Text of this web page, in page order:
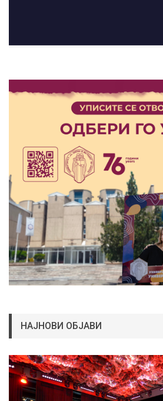
НАЈНОВИ ОБЈАВИ